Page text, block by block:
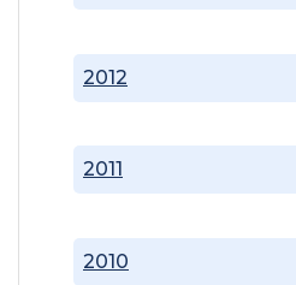
2010
2011
2012